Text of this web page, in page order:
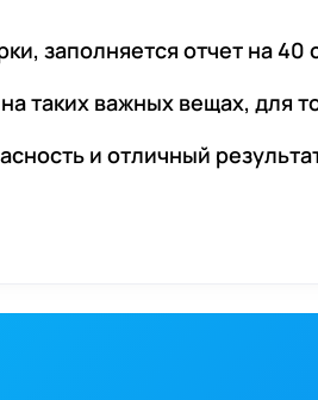
заполняется отчет на
таких важных вещах, для
и отличный